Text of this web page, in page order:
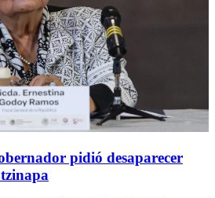
pidió desaparecer